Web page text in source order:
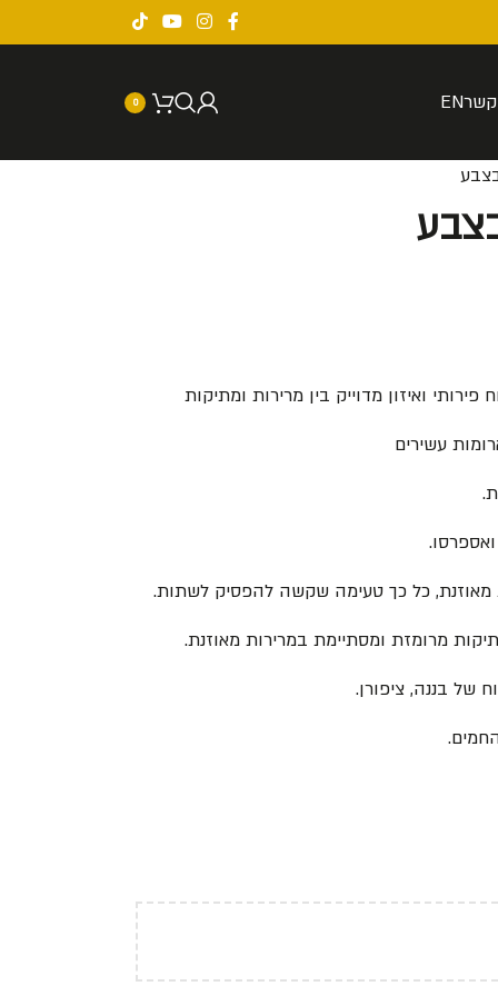
קשרEN
0
עשירים
מאוזנת, כל כך טעימה שקשה להפסיק לשתות.
מרומזת ומסתיימת במרירות מאוזנת.
של בננה, ציפורן.